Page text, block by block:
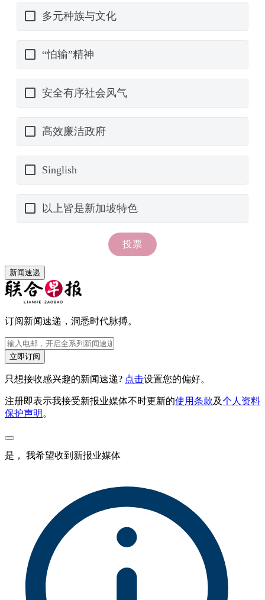
新闻速递
订阅新闻速递，洞悉时代脉搏。
立即订阅
只想接收感兴趣的新闻速递? 点击设置您的偏好。
注册即表示我接受新报业媒体不时更新的使用条款及个人资料
保护声明 。
是， 我希望收到新报业媒体